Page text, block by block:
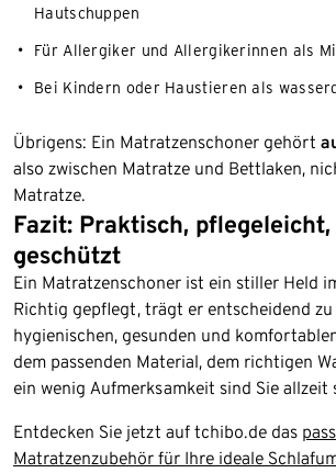
Hautschuppen
Für Allergiker und Allergikerinnen als
Bei Kindern oder Haustieren als
Übrigens: Ein Matratzenschoner gehört
also zwischen Matratze und Bettlaken,
Matratze.
Fazit: Praktisch,
geschützt
Ein Matratzenschoner ist ein stiller Held
Richtig gepflegt, trägt er entscheidend zu
hygienischen, gesunden und
dem passenden Material, dem richtigen
ein wenig Aufmerksamkeit sind Sie
Entdecken Sie jetzt auf tchibo.de das
Matratzenzubehör für Ihre ideale